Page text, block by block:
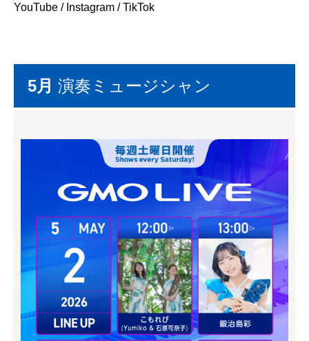
YouTube / Instagram /TikTok
5月 演奏ミュージシャン